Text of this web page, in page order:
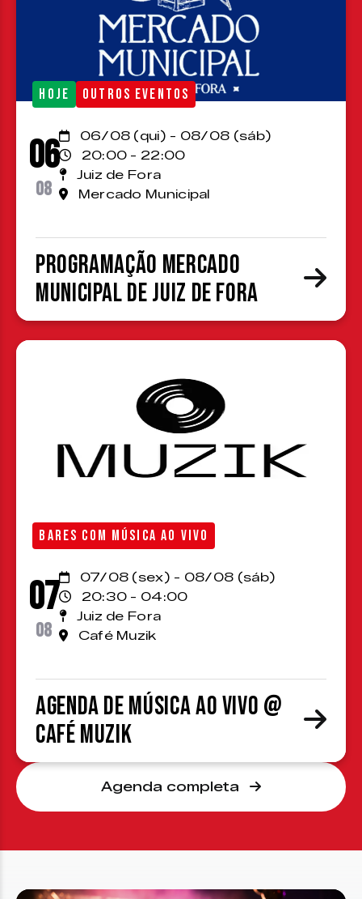
HOJE OUTROS EVENTOS
06
08
06/08 (qui) - 08/08 (sáb)
20:00 - 22:00
Juiz de Fora
Mercado Municipal
Programação Mercado
Municipal de Juiz de Fora
BARES COM MÚSICA AO VIVO
07
08
07/08 (sex) - 08/08 (sáb)
20:30 - 04:00
Juiz de Fora
Café Muzik
Agenda de Música ao Vivo @
Café Muzik
Agenda completa